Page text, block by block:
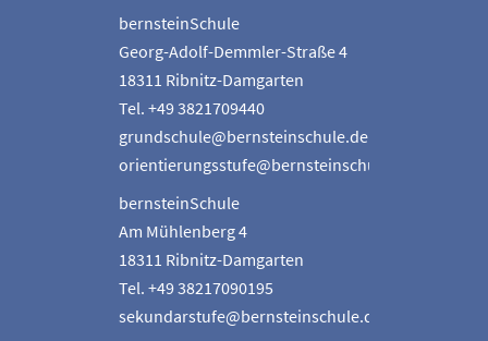
bernsteinSchule
Georg-Adolf-Demmler-Straße 4
18311 Ribnitz-Damgarten
Tel. +49 3821709440
grundschule@bernsteinschule.de
orientierungsstufe@bernsteinschule.de
bernsteinSchule
Am Mühlenberg 4
18311 Ribnitz-Damgarten
Tel. +49 38217090195
sekundarstufe@bernsteinschule.de